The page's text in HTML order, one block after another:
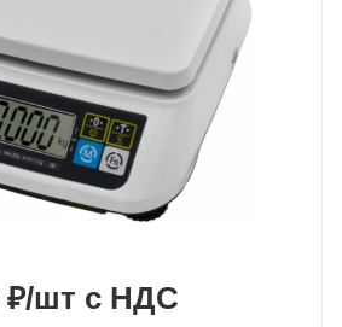
₽/шт с НДС